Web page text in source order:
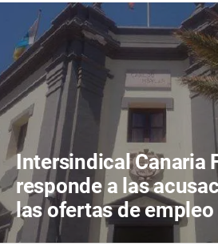
Intersindical Canaria
responde a las
las ofertas de
de Fuerteventura